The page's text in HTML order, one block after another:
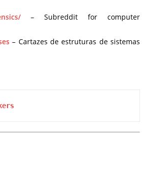
– Subreddit for computer
– Cartazes de estruturas de sistemas